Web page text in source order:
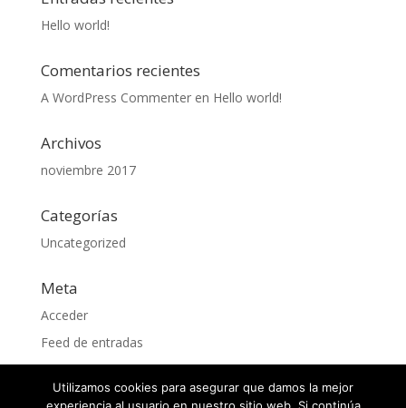
Hello world!
Comentarios recientes
A WordPress Commenteren Hello world!
Archivos
noviembre 2017
Categorías
Uncategorized
Meta
Acceder
Feed de entradas
Feed de comentarios
WordPress.org
Utilizamos cookies para asegurar que damos la mejor